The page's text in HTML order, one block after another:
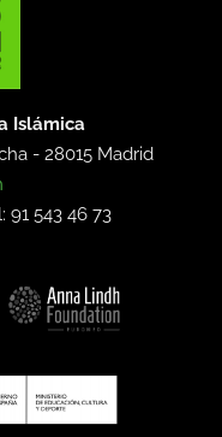
Islámica
-28015 Madrid
91 543 46 73